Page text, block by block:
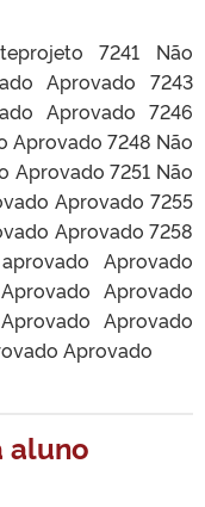
7241 Não
Aprovado 7243
Aprovado 7246
Aprovado 7248 Não
Aprovado 7251 Não
Aprovado 7255
Aprovado 7258
Aprovado
Aprovado
Aprovado
Aprovado
aluno